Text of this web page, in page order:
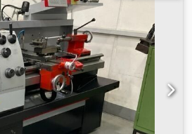
ağırlığı (desteksiz): 50 kg
150 kg Sabit mengen çapı: 50
5 KVA Makine ağırlığı (yaklaşık):
(yaklaşık U x G x Y): 1,7 x 1,0 x 1,4
EMCO EMCOMAT 17D, takım
onarım çalışmaları ve küçük seri
geleneksel bir hassas torna
sağlam yapısı ve kademesiz